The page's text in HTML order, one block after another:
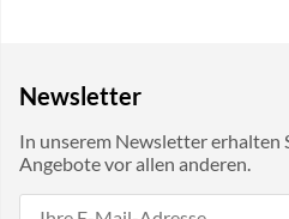
Newsletter
In unserem Newsletter erhalten
Angebote vor allen anderen.